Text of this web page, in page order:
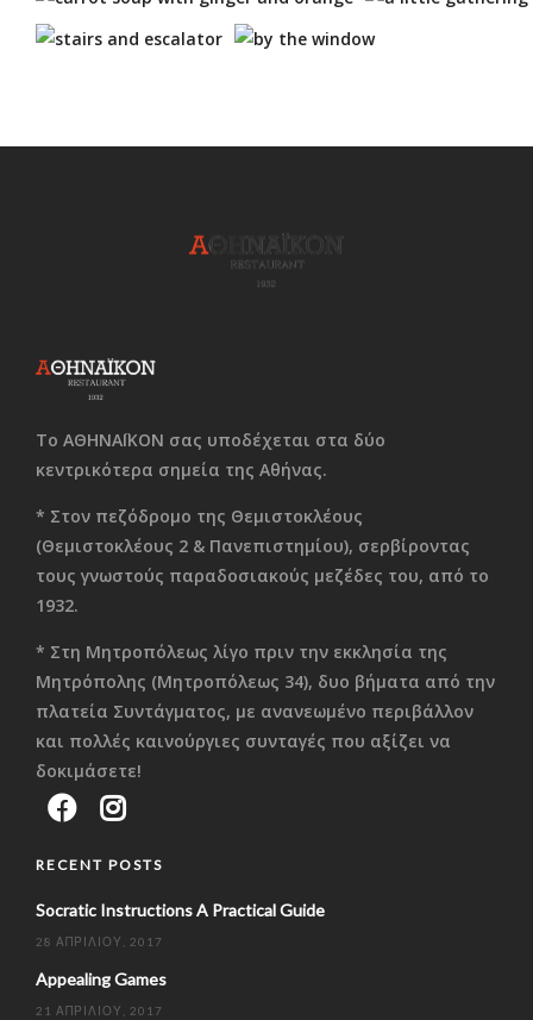
Το ΑΘΗΝΑΪΚΟΝ σας υποδέχεται στα δύο
κεντρικότερα σημεία της Αθήνας.
* Στον πεζόδρομο της Θεμιστοκλέους
(Θεμιστοκλέους 2 & Πανεπιστημίου), σερβίροντας
τους γνωστούς παραδοσιακούς μεζέδες του, από το
1932.
* Στη Μητροπόλεως λίγο πριν την εκκλησία της
Μητρόπολης (Μητροπόλεως 34), δυο βήματα από την
πλατεία Συντάγματος, με ανανεωμένο περιβάλλον
και πολλές καινούργιες συνταγές που αξίζει να
δοκιμάσετε!
RECENT POSTS
Socratic Instructions A Practical Guide
28 ΑΠΡΙΛΊΟΥ, 2017
Appealing Games
21 ΑΠΡΙΛΊΟΥ, 2017